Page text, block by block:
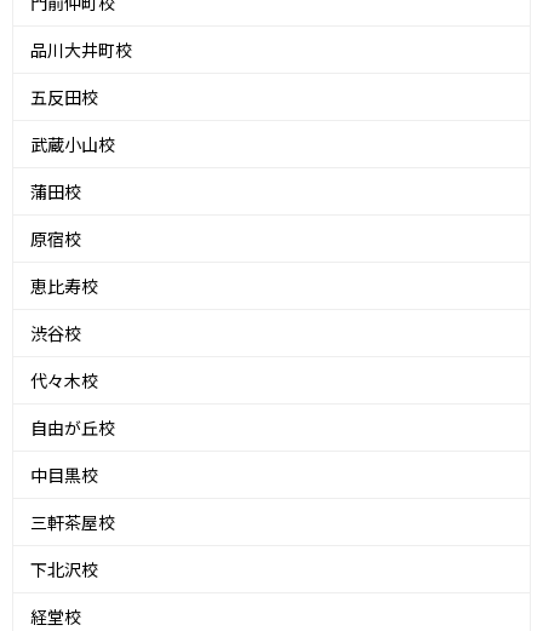
品川大井町校
五反田校
武蔵小山校
蒲田校
原宿校
恵比寿校
渋谷校
代々木校
自由が丘校
中目黒校
三軒茶屋校
下北沢校
経堂校